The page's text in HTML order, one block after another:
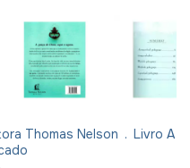
Thomas Nelson . Livro A